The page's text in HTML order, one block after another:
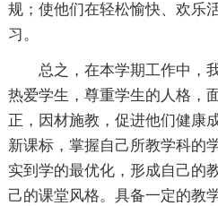
规；使他们在轻松愉快、欢乐
习。
总之，在本学期工作中，
热爱学生，尊重学生的人格，
正，因材施教，促进他们健康
新课标，掌握自己所教学科的
实到学的最优化，形成自己的
己的课堂风格。具备一定的教